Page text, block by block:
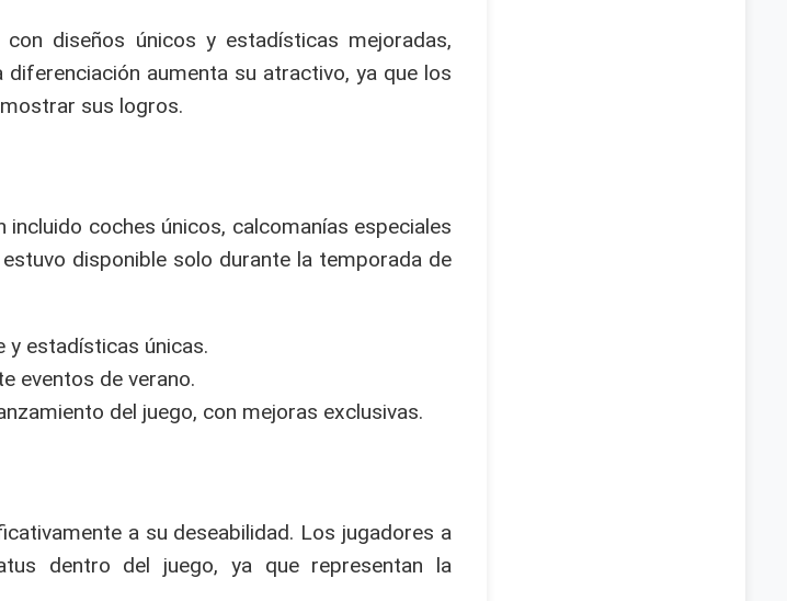
diseños únicos y estadísticas mejoradas,
aumenta su atractivo, ya que los
sus logros.
incluido coches únicos, calcomanías especiales
disponible solo durante la temporada de
y estadísticas únicas.
eventos de verano.
del juego, con mejoras exclusivas.
a su deseabilidad. Los jugadores a
dentro del juego, ya que representan la